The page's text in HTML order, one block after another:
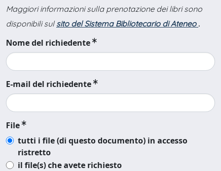
Maggiori informazioni sulla prenotazione dei libri sono
disponibili sul sito del Sistema Bibliotecario di Ateneo .
Nome del richiedente
E-mail del richiedente
File
tutti i file (di questo documento) in accesso
ristretto
il file(s) che avete richiesto